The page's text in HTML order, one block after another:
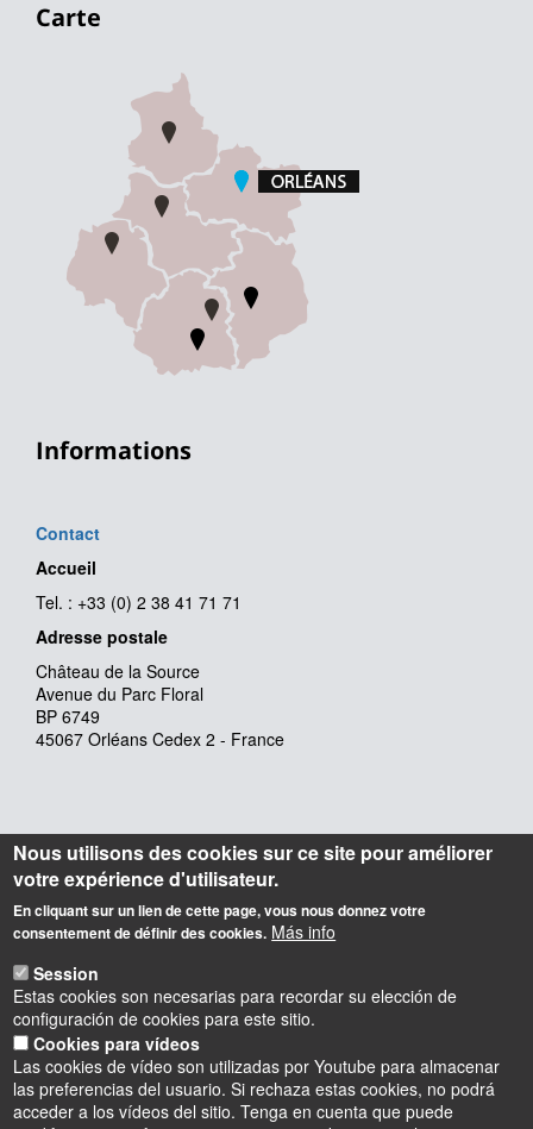
Carte
Informations
Contact
Accueil
Tel. : +33 (0) 2 38 41 71 71
Adresse postale
Château de la Source
Avenue du Parc Floral
BP 6749
45067 Orléans Cedex 2 - France
Nous utilisons des cookies sur ce site pour améliorer
votre expérience d'utilisateur.
En cliquant sur un lien de cette page, vous nous donnez votre
consentement de définir des cookies. Más info
Session
Estas cookies son necesarias para recordar su elección de
configuración de cookies para este sitio.
Cookies para vídeos
Las cookies de vídeo son utilizadas por Youtube para almacenar
las preferencias del usuario. Si rechaza estas cookies, no podrá
acceder a los vídeos del sitio. Tenga en cuenta que puede